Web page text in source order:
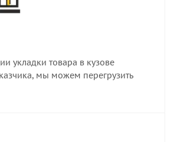
укладки товара в кузове
мы можем перегрузить